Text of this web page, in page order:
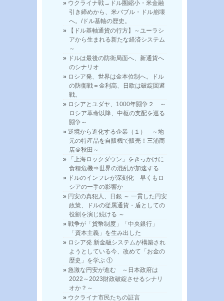
ウクライナ戦→ドル圏縮小・米金融
引き締めから、米バブル・ドル崩壊
へ。/ドル基軸の歴史。
【ドル基軸通貨の行方】～ユーラシ
アから生まれる新たな経済システム
～
ドルは最後の防衛局面へ、新通貨へ
のシナリオ
ロシア発、世界は金本位制へ。ドル
の防衛戦＝金利高、日欧は破綻回避
戦。
ロシアとユダヤ、1000年闘争２ ～
ロシア革命以降、中枢の支配を巡る
闘争～
逆境から進化する企業（１） ～地
元の特産品を自販機で販売！三浦商
店＠秋田～
「上海ロックダウン」をきっかけに
食糧危機⇒世界の混乱が加速する
ドルのインフレが深刻化 早くもロ
シアの一手の影響か
円安の真犯人、日銀 ～ 一貫した円安
政策、ドルの従属通貨・盾としての
役割を演じ続ける ～
戦争が「貨幣制度」「中央銀行」
「資本主義」を生み出した
ロシア発 新金融システムが構築され
ようとしている今、改めて「お金の
歴史」を学ぶ ①
急激な円安が進む ～日本政府は
2022～2023財政破綻させるシナリ
オか？～
ウクライナ市民たちの証言